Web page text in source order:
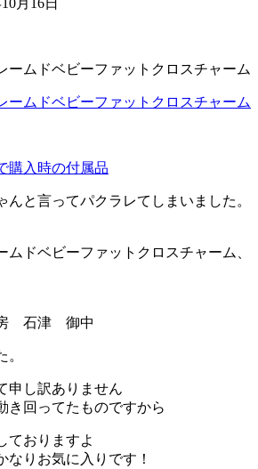
んと言ってパクラレてしまいました。
ムドベビーファットクロスチャーム、
房 石津 御中
申し訳ありません
き回ってたものですから
ておりますよ
なりお気に入りです！